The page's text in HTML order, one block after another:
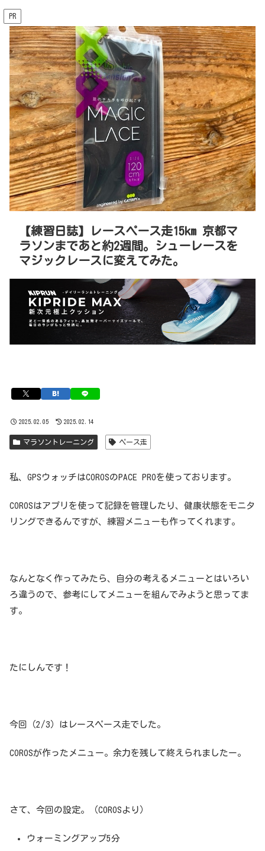
PR
【練習日誌】レースペース走15km 京都マ
ラソンまであと約2週間。シューレースを
マジックレースに変えてみた。
2025.02.05 2025.02.14
マラソントレーニング ペース走
私、GPSウォッチはCOROSのPACE PROを使っております。
COROSはアプリを使って記録を管理したり、健康状態をモニタ
リングできるんですが、練習メニューも作ってくれます。
なんとなく作ってみたら、自分の考えるメニューとはいろい
ろ違うので、参考にしてメニューを組んでみようと思ってま
す。
たにしんです！
今回（2/3）はレースペース走でした。
COROSが作ったメニュー。余力を残して終えられましたー。
さて、今回の設定。（COROSより）
ウォーミングアップ5分